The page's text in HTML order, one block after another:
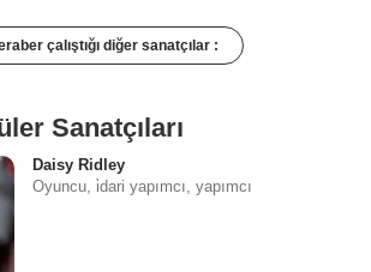
çalıştığı diğer sanatçılar :
Sanatçıları
Daisy Ridley
Oyuncu, i̇dari yapımcı, yapımcı